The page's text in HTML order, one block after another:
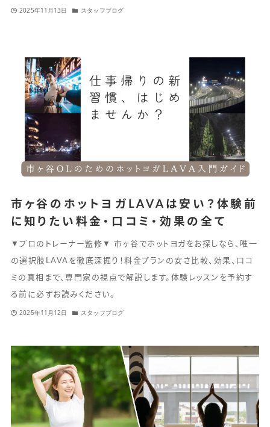
2025年11月13日 スタッフブログ
市ヶ谷のホットヨガLAVAは安い？体験前
に知りたい料金・口コミ・効果の全て
▼プロのトレーナー監修▼ 市ヶ谷でホットヨガをお探しなら、唯一
の選択肢LAVAを徹底深掘り！料金プランの安さ比較、効果、口コ
ミの真相まで、専門家の視点で解説します。体験レッスンを予約す
る前に必ずお読みください。
2025年11月12日 スタッフブログ